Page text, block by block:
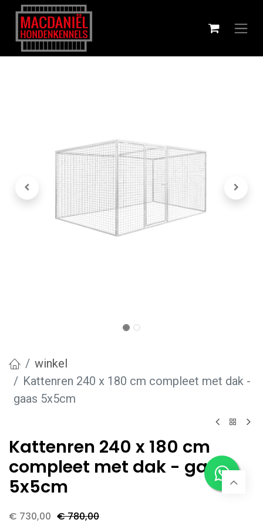
winkel
Kattenren 240 x 180 cm compleet met dak -
gaas 5x5cm
Kattenren 240 x 180 cm
compleet met dak - gaas
5x5cm
€ 730,00 €780,00